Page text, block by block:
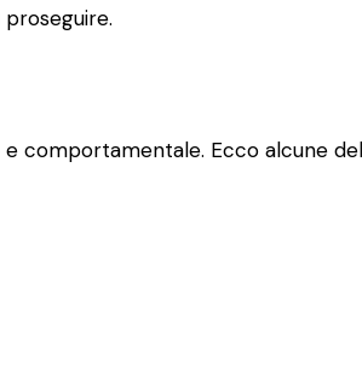
comportamentale. Ecco alcune